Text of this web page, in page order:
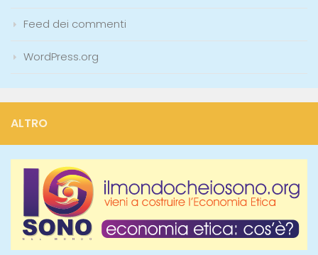
Feed dei commenti
WordPress.org
ALTRO